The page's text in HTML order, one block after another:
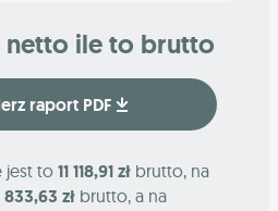
netto ile to brutto
raport PDF
jest to 11 118,91 zł brutto, na
833,63 zł brutto, a na